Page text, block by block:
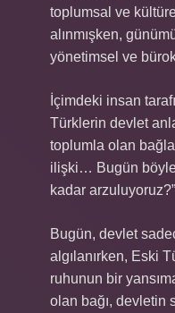
toplumsal ve
alınmışken,
yönetimsel ve
İçimdeki insan
Türklerin devlet
toplumla olan
ilişki… Bugün
kadar arzuluyoruz?”
Bugün, devlet
algılanırken, Eski
ruhunun bir
olan bağı, devletin